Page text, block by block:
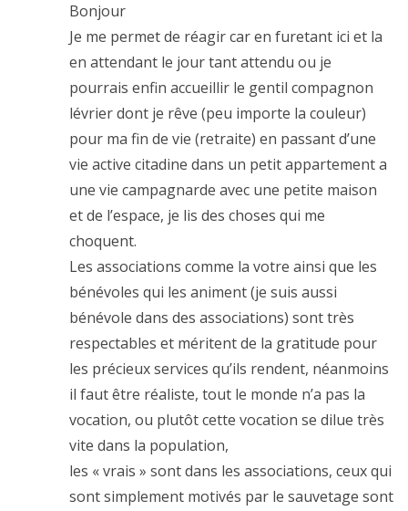
Bonjour
Je me permet de réagir car en furetant ici et la
en attendant le jour tant attendu ou je
pourrais enfin accueillir le gentil compagnon
lévrier dont je rêve (peu importe la couleur)
pour ma fin de vie (retraite) en passant d’une
vie active citadine dans un petit appartement a
une vie campagnarde avec une petite maison
et de l’espace, je lis des choses qui me
choquent.
Les associations comme la votre ainsi que les
bénévoles qui les animent (je suis aussi
bénévole dans des associations) sont très
respectables et méritent de la gratitude pour
les précieux services qu’ils rendent, néanmoins
il faut être réaliste, tout le monde n’a pas la
vocation, ou plutôt cette vocation se dilue très
vite dans la population,
les « vrais » sont dans les associations, ceux qui
sont simplement motivés par le sauvetage sont